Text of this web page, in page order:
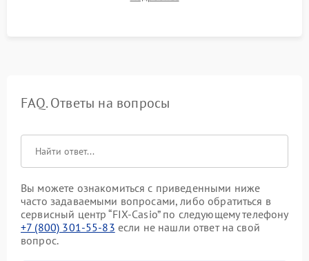
таблицах. Проверка работы всех видеовходов и кнопок
FAQ. Ответы на вопросы
Вы можете ознакомиться с приведенными ниже
часто задаваемыми вопросами, либо обратиться в
сервисный центр “FIX-Casio” по следующему телефону
+7 (800) 301-55-83 если не нашли ответ на свой
вопрос.